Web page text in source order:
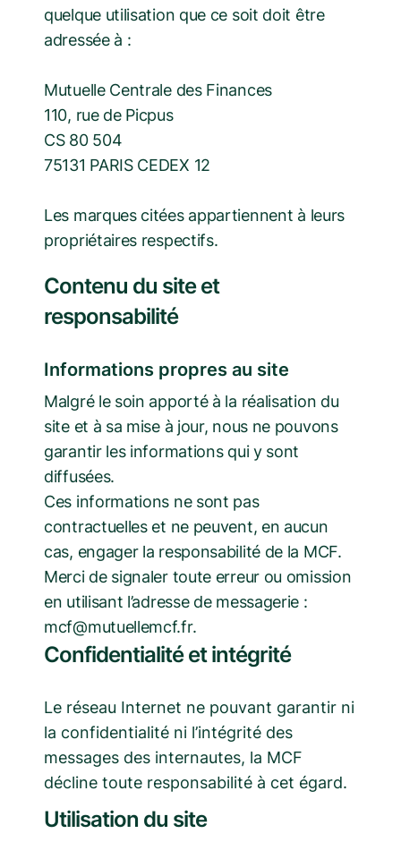
quelque utilisation que ce soit doit être
adressée à :
Mutuelle Centrale des Finances
110, rue de Picpus
CS 80 504
75131 PARIS CEDEX 12
Les marques citées appartiennent à leurs
propriétaires respectifs.
Contenu du site et
responsabilité
Informations propres au site
Malgré le soin apporté à la réalisation du
site et à sa mise à jour, nous ne pouvons
garantir les informations qui y sont
diffusées.
Ces informations ne sont pas
contractuelles et ne peuvent, en aucun
cas, engager la responsabilité de la MCF.
Merci de signaler toute erreur ou omission
en utilisant l’adresse de messagerie :
mcf@mutuellemcf.fr.
Confidentialité et intégrité
Le réseau Internet ne pouvant garantir ni
la confidentialité ni l’intégrité des
messages des internautes, la MCF
décline toute responsabilité à cet égard.
Utilisation du site